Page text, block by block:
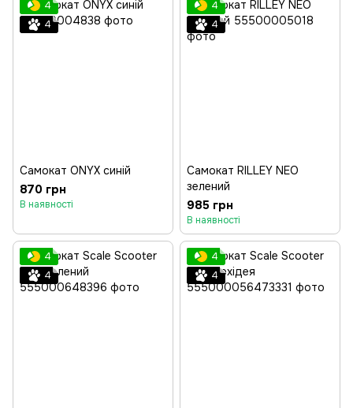
4
4
Самокат ONYX синій
870 грн
В наявності
4
4
Самокат RILLEY NEO
зелений
985 грн
В наявності
4
4
4
4